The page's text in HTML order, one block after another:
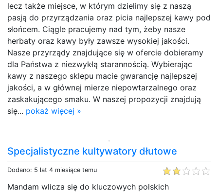
lecz także miejsce, w którym dzielimy się z naszą
pasją do przyrządzania oraz picia najlepszej kawy pod
słońcem. Ciągle pracujemy nad tym, żeby nasze
herbaty oraz kawy były zawsze wysokiej jakości.
Nasze przyrządy znajdujące się w ofercie dobieramy
dla Państwa z niezwykłą starannością. Wybierając
kawy z naszego sklepu macie gwarancję najlepszej
jakości, a w głównej mierze niepowtarzalnego oraz
zaskakującego smaku. W naszej propozycji znajdują
się... pokaż więcej »
Specjalistyczne kultywatory dłutowe
Dodano: 5 lat 4 miesiące temu
Mandam wlicza się do kluczowych polskich